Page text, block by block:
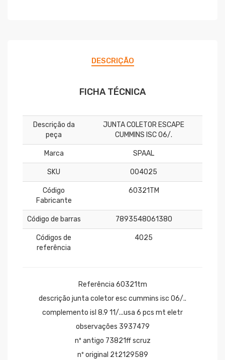
DESCRIÇÃO
FICHA TÉCNICA
Descrição da
peça
JUNTA COLETOR ESCAPE
CUMMINS ISC 06/.
Marca SPAAL
SKU 004025
Código
Fabricante
60321TM
Código de barras 7893548061380
Códigos de
referência
4025
Referência 60321tm
descrição junta coletor esc cummins isc 06/..
complemento isl 8.9 11/...usa 6 pcs mt eletr
observações 3937479
nº antigo 73821ff scruz
nº original 2t2129589